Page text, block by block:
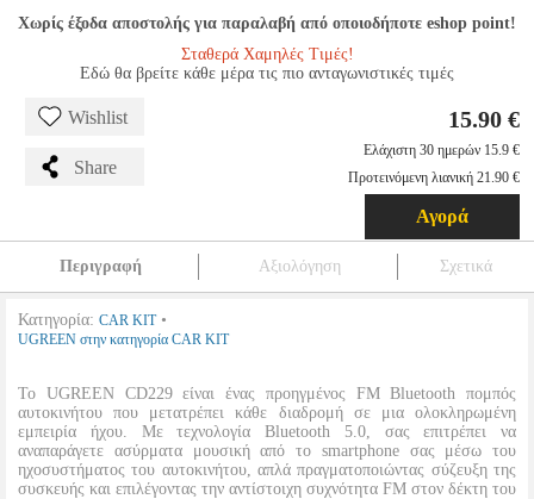
Χωρίς έξοδα αποστολής για παραλαβή από οποιοδήποτε eshop point!
Σταθερά Χαμηλές Τιμές!
Εδώ θα βρείτε κάθε μέρα τις πιο ανταγωνιστικές τιμές
Wishlist
Share
15.90 €
Ελάχιστη 30 ημερών 15.9 €
Προτεινόμενη λιανική 21.90 €
Αγορά
Περιγραφή Αξιολόγηση Σχετικά
Κατηγορία: CAR KIT•
UGREEN στην κατηγορία CAR KIT
Το UGREEN CD229 είναι ένας προηγμένος FM Bluetooth πομπός
αυτοκινήτου που μετατρέπει κάθε διαδρομή σε μια ολοκληρωμένη
εμπειρία ήχου. Με τεχνολογία Bluetooth 5.0, σας επιτρέπει να
αναπαράγετε ασύρματα μουσική από το smartphone σας μέσω του
ηχοσυστήματος του αυτοκινήτου, απλά πραγματοποιώντας σύζευξη της
συσκευής και επιλέγοντας την αντίστοιχη συχνότητα FM στον δέκτη του